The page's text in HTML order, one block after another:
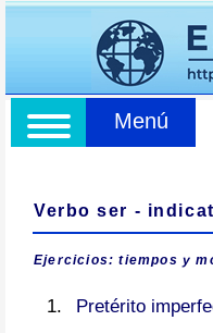
Menú
Verbo ser -
Ejercicios: tiempos y
Pretérito